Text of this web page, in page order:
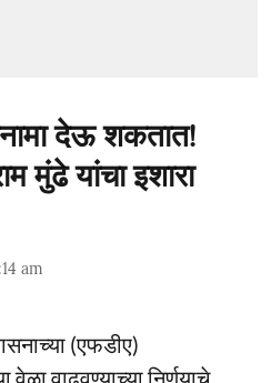
देऊ शकतात!
मुंढे यांचा इशारा
am
(एफडीए)
वाढवण्याच्या निर्णयाचे